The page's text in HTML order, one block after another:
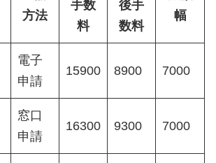
方法
手数
料
後手
数料
幅
電子
申請
15900 8900 7000
窓口
申請
16300 9300 7000